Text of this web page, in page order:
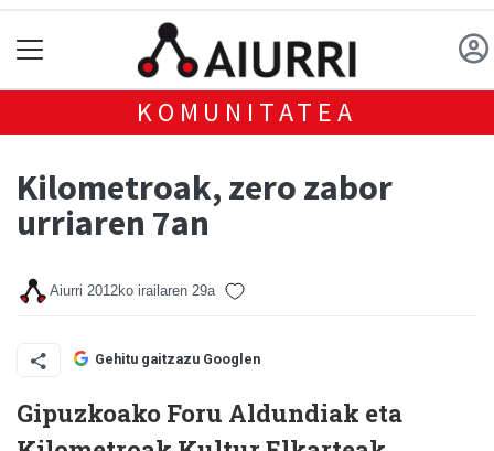
KOMUNITATEA
Kilometroak, zero zabor
urriaren 7an
Aiurri 2012ko irailaren 29a
Gehitu gaitzazu Googlen
Gipuzkoako Foru Aldundiak eta